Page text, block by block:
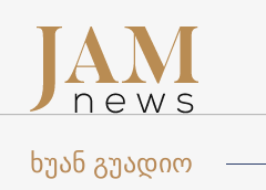
ხუან გუადიო